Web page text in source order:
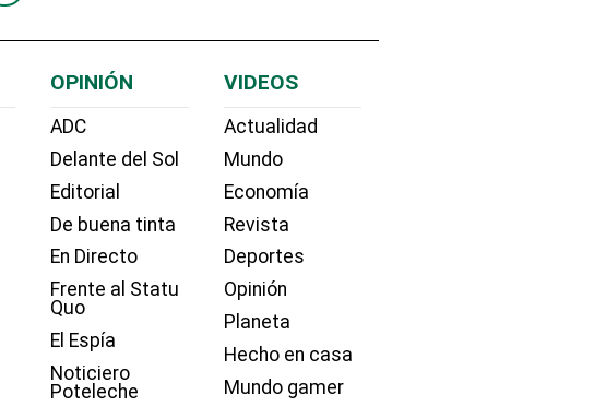
OPINIÓN
ADC
Delante del Sol
Editorial
De buena tinta
En Directo
Frente al Statu
Quo
El Espía
Noticiero
Poteleche
VIDEOS
Actualidad
Mundo
Economía
Revista
Deportes
Opinión
Planeta
Hecho en casa
Mundo gamer